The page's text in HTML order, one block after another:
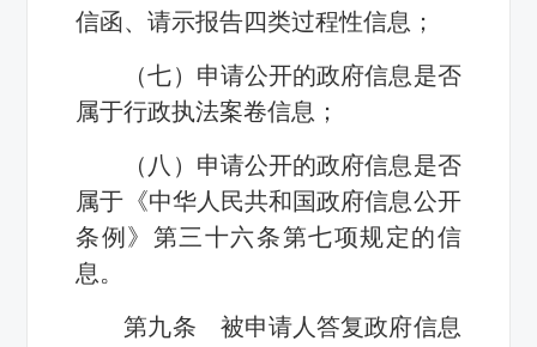
信函、请示报告四类过程性信息；
（七）申请公开的政府信息是否
属于行政执法案卷信息；
（八）申请公开的政府信息是否
属于《中华人民共和国政府信息公开
条例》第三十六条第七项规定的信
息。
第九条 被申请人答复政府信息